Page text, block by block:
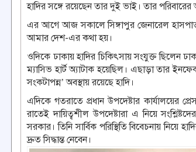
হাদির সঙ্গে রয়েছেন তার দুই ভাই। তার
এর আগে আজ সকালে সিঙ্গাপুর জেনারেল
আমার দেশ-এর কথা হয়।
ওদিকে ঢাকায় হাদির চিকিৎসায় সংযুক্ত ছিলেন
ম্যাসিভ হার্ট অ্যাটাক হয়েছিল। এছাড়া তার
সংকটাপন্ন’ অবস্থায় রয়েছে হাদি।
এদিকে গতরাতে প্রধান উপদেষ্টার কার্যালয়ের
রাতেই দায়িত্বশীল উপদেষ্টারা এ নিয়ে
সরকার। তিনি সার্বিক পরিস্থিতি বিবেচনায়
দ্রুত সিদ্ধান্ত নেবেন।